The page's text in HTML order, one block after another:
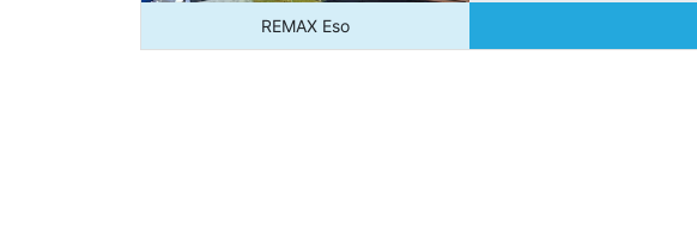
REMAX Eso